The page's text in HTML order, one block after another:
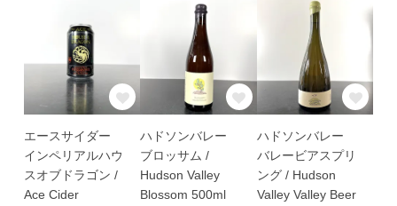
エースサイダー
インペリアルハウ
スオブドラゴン /
Ace Cider
ハドソンバレー
ブロッサム /
Hudson Valley
Blossom 500ml
ハドソンバレー
バレービアスプリ
ング / Hudson
Valley Valley Beer